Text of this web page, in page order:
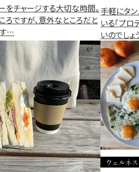
チャージする大切な時間。
ろですが、意外なところだと
す…
手軽にタ
いる「プロ
いのでしょ
ウェルネ